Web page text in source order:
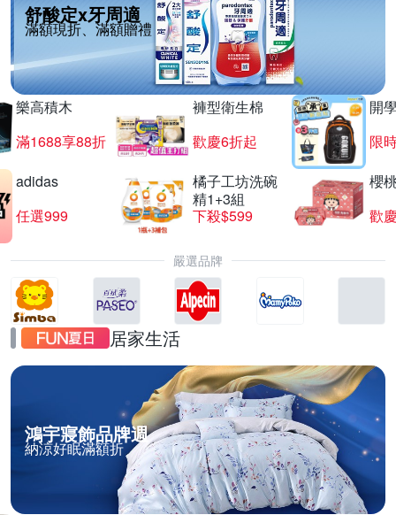
舒酸定x牙周適
滿額現折、滿額贈禮
樂高積木
滿1688享88折
褲型衛生棉
歡慶6折起
開
限
adidas
任選999
橘子工坊洗碗
精1+3組
下殺$599
櫻
歡
嚴選品牌
居家生活
鴻宇寢飾品牌週
納涼好眠滿額折